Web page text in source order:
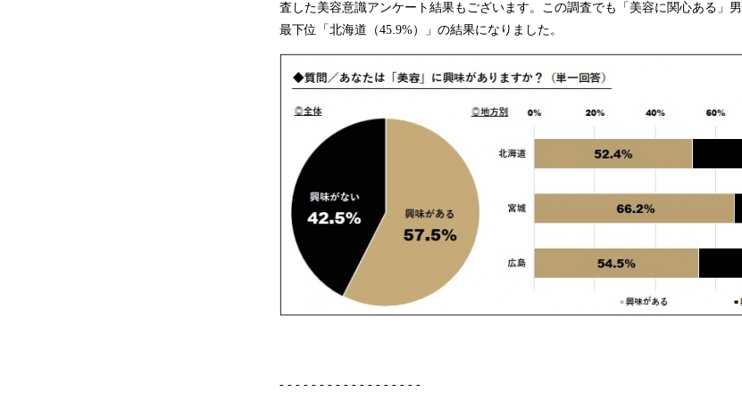
査した美容意識アンケート結果もございます。この調査でも「美容に関心ある」男
最下位「北海道（45.9%）」の結果になりました。
- - - - - - - - - - - - - - - - - -